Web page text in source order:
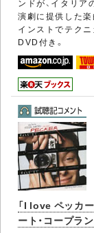
ンドが、イタリ
演劇に提供した
インストでテク
DVD付き。
「I love ペッカ
ート・コープラ